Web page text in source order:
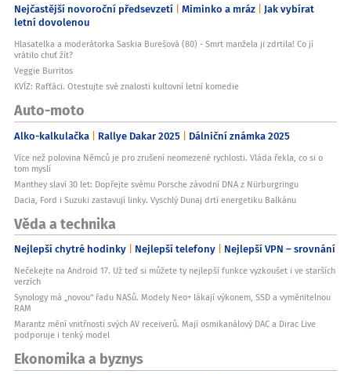
Nejčastější novoroční předsevzetí Miminko a mráz Jak vybírat
letní dovolenou
Hlasatelka a moderátorka Saskia Burešová (80) - Smrt manžela ji zdrtila! Co jí
vrátilo chuť žít?
Veggie Burritos
KVÍZ: Rafťáci. Otestujte své znalosti kultovní letní komedie
Auto-moto
Alko-kalkulačka Rallye Dakar 2025 Dálniční známka 2025
Více než polovina Němců je pro zrušení neomezené rychlosti. Vláda řekla, co si o
tom myslí
Manthey slaví 30 let: Dopřejte svému Porsche závodní DNA z Nürburgringu
Dacia, Ford i Suzuki zastavují linky. Vyschlý Dunaj drtí energetiku Balkánu
Věda a technika
Nejlepší chytré hodinky Nejlepší telefony Nejlepší VPN – srovnání
Nečekejte na Android 17. Už teď si můžete ty nejlepší funkce vyzkoušet i ve starších
verzích
Synology má „novou“ řadu NASů. Modely Neo+ lákají výkonem, SSD a vyměnitelnou
RAM
Marantz mění vnitřnosti svých AV receiverů. Mají osmikanálový DAC a Dirac Live
podporuje i tenký model
Ekonomika a byznys